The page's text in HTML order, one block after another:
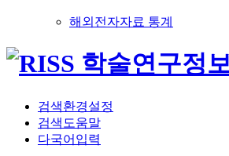
해외전자자료 통계
검색환경설정
검색도움말
다국어입력